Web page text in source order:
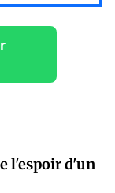
l'espoir d'un